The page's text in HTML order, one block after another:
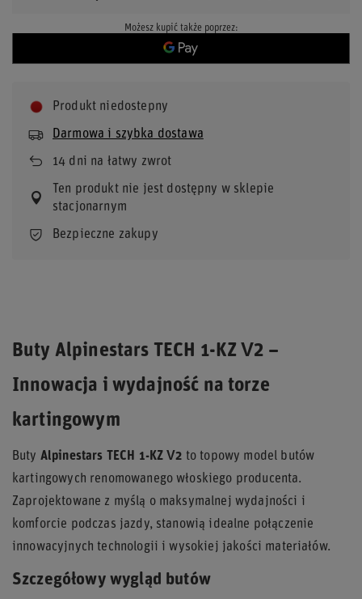
Możesz kupić także poprzez:
Produkt niedostepny
Darmowa i szybka dostawa
14 dni na łatwy zwrot
Ten produkt nie jest dostępny w sklepie
stacjonarnym
Bezpieczne zakupy
Buty Alpinestars TECH 1-KZ V2 –
Innowacja i wydajność na torze
kartingowym
Buty Alpinestars TECH 1-KZ V2 to topowy model butów
kartingowych renomowanego włoskiego producenta.
Zaprojektowane z myślą o maksymalnej wydajności i
komforcie podczas jazdy, stanowią idealne połączenie
innowacyjnych technologii i wysokiej jakości materiałów.
Szczegółowy wygląd butów